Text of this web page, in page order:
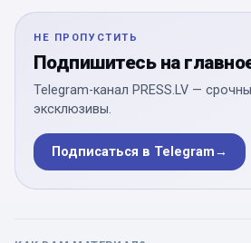
НЕ ПРОПУСТИТЬ
Подпишитесь на
Telegram-канал PRESS.LV —
эксклюзивы.
Подписаться в Telegram→